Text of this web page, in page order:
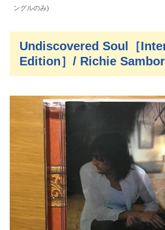
ングルのみ)
Undiscovered Soul［
Edition］/ Richie